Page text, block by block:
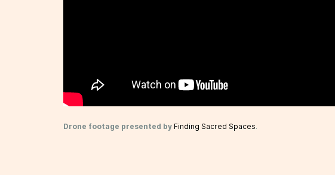
Drone footage presented by Finding Sacred Spaces.